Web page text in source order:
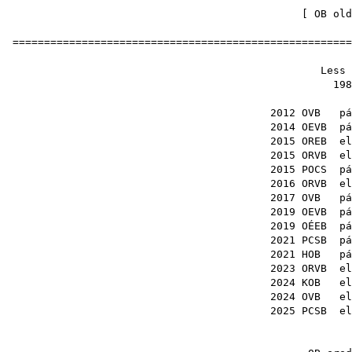
OB
Less
2012 OVB
2014 OEVB
2015 OREB
2015 ORVB
2015 POCS
2016 ORVB
2017 OVB
2019 OEVB
2019 OÉEB
2021 PCSB
2021 HOB
2023 ORVB
2024 KOB
2024 OVB
2025 PCSB